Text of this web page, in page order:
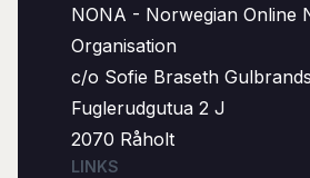
NONA - Norwegian Online
Organisation
c/o Sofie Braseth
Fuglerudgutua 2 J
2070 Råholt
LINKS